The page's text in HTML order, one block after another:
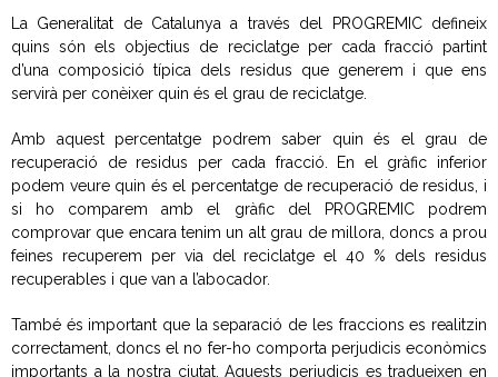
- Deixalleria Can Barba
- Can Casanovas
Residus industrials
- La gestió dels residus
- Gestió de les recollides
- Industrials a Can Barba
La Generalitat de Catalunya a través del PROGREMIC defineix
quins són els objectius de reciclatge per cada fracció partint
d’una composició típica dels residus que generem i que ens
servirà per conèixer quin és el grau de reciclatge.
Amb aquest percentatge podrem saber quin és el grau de
recuperació de residus per cada fracció. En el gràfic inferior
podem veure quin és el percentatge de recuperació de residus, i
si ho comparem amb el gràfic del PROGREMIC podrem
comprovar que encara tenim un alt grau de millora, doncs a prou
feines recuperem per via del reciclatge el 40 % dels residus
recuperables i que van a l’abocador.
També és important que la separació de les fraccions es realitzin
correctament, doncs el no fer-ho comporta perjudicis econòmics
importants a la nostra ciutat. Aquests perjudicis es tradueixen en